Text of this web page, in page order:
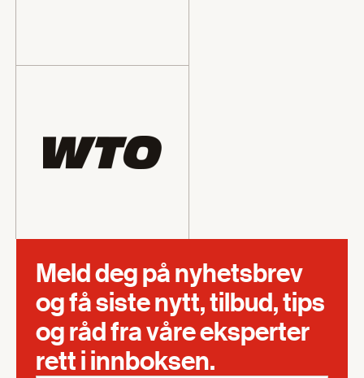
Meld deg på nyhetsbrev
og få siste nytt, tilbud, tips
og råd fra våre eksperter
rett i innboksen.